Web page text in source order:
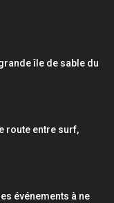
île de sable du
route entre surf,
événements à ne